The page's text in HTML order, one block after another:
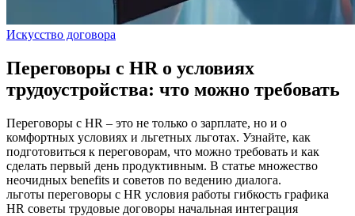
Искусство договора
Переговоры с HR о условиях
трудоустройства: что можно требовать
Переговоры с HR – это не только о зарплате, но и о
комфортных условиях и льгетных льготах. Узнайте, как
подготовиться к переговорам, что можно требовать и как
сделать первый день продуктивным. В статье множество
неочидных benefits и советов по ведению диалога.
льготы переговоры с HR условия работы гибкость графика
HR советы трудовые договоры начальная интеграция